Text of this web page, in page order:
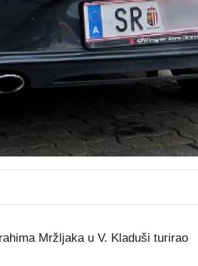
Mržljaka u V. Kladuši turirao